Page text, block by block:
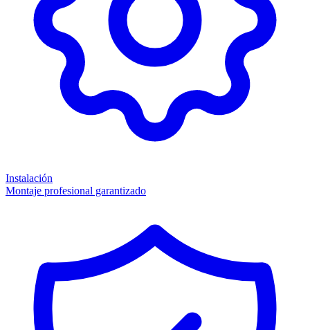
Instalación
Montaje profesional garantizado